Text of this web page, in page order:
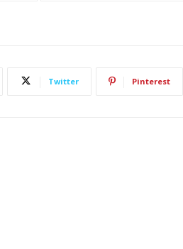
Twitter Pinterest